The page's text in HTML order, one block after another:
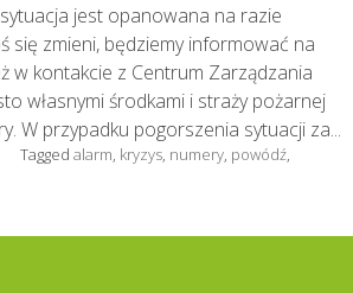
jest opanowana na razie
się zmieni, będziemy informować na
w kontakcie z Centrum Zarządzania
własnymi środkami i straży pożarnej
W przypadku pogorszenia sytuacji za...
Tagged alarm kryzys numery powódź